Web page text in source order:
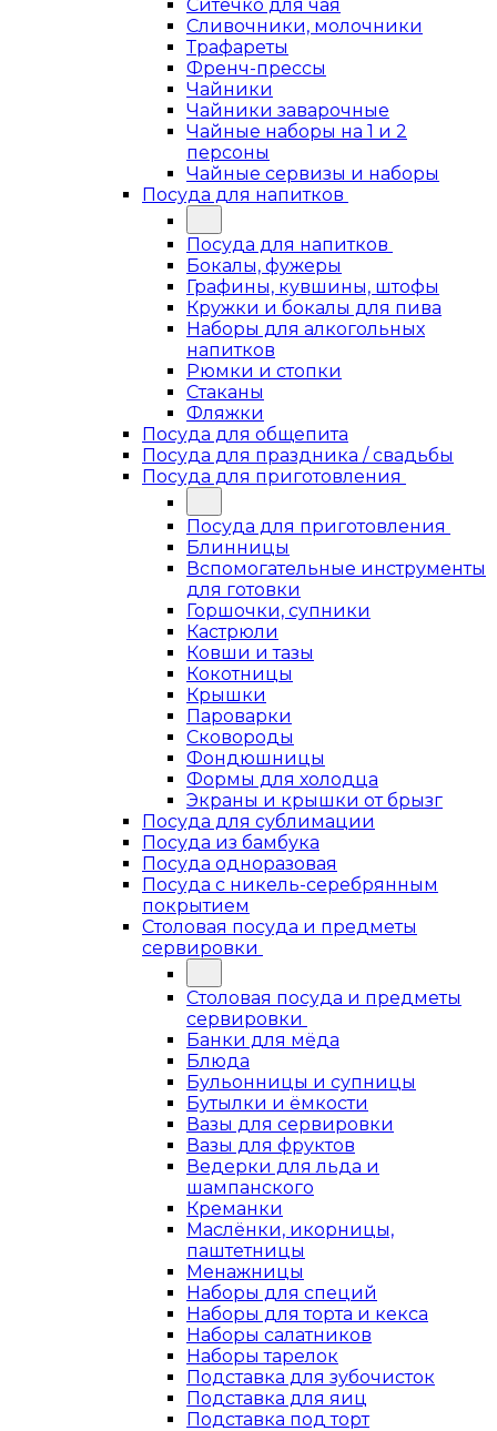
Ситечко для чая
Сливочники, молочники
Трафареты
Френч-прессы
Чайники
Чайники заварочные
Чайные наборы на 1 и 2
персоны
Чайные сервизы и наборы
Посуда для напитков
Посуда для напитков
Бокалы, фужеры
Графины, кувшины, штофы
Кружки и бокалы для пива
Наборы для алкогольных
напитков
Рюмки и стопки
Стаканы
Фляжки
Посуда для общепита
Посуда для праздника / свадьбы
Посуда для приготовления
Посуда для приготовления
Блинницы
Вспомогательные инструменты
для готовки
Горшочки, супники
Кастрюли
Ковши и тазы
Кокотницы
Крышки
Пароварки
Сковороды
Фондюшницы
Формы для холодца
Экраны и крышки от брызг
Посуда для сублимации
Посуда из бамбука
Посуда одноразовая
Посуда с никель-серебрянным
покрытием
Столовая посуда и предметы
сервировки
Столовая посуда и предметы
сервировки
Банки для мёда
Блюда
Бульонницы и супницы
Бутылки и ёмкости
Вазы для сервировки
Вазы для фруктов
Ведерки для льда и
шампанского
Креманки
Маслёнки, икорницы,
паштетницы
Менажницы
Наборы для специй
Наборы для торта и кекса
Наборы салатников
Наборы тарелок
Подставка для зубочисток
Подставка для яиц
Подставка под торт